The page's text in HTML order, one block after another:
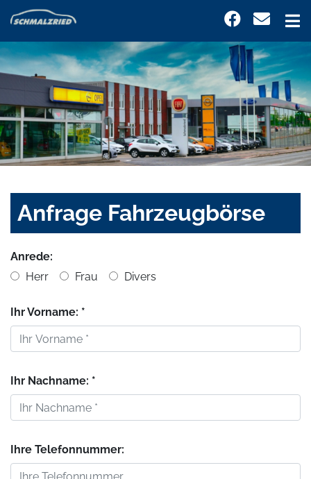
Anfrage Fahrzeugbörse
Anrede:
Herr
Frau Divers
Ihr Vorname: *
Ihr Nachname: *
Ihre Telefonnummer: